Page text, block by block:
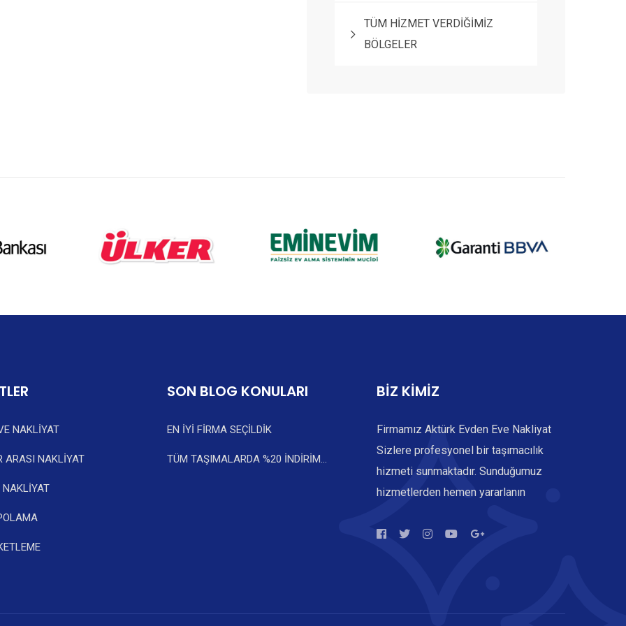
TÜM HİZMET VERDİĞİMİZ
BÖLGELER
NAKLİYAT
ARASI NAKLİYAT
NAKLİYAT
SON BLOG KONULARI
EN İYİ FİRMA SEÇİLDİK
TÜM TAŞIMALARDA %20 İNDİRİM...
BİZ KİMİZ
Firmamız Aktürk Evden Eve Nakliyat
Sizlere profesyonel bir taşımacılık
hizmeti sunmaktadır. Sunduğumuz
hizmetlerden hemen yararlanın